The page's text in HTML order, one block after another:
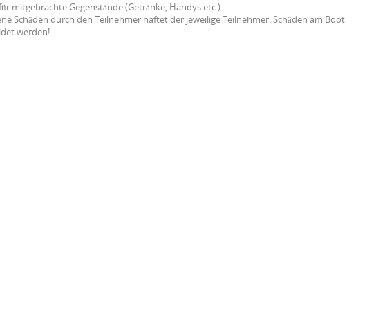
mitgebrachte Gegenstände (Getränke, Handys etc.)
Schäden durch den Teilnehmer haftet der jeweilige Teilnehmer. Schäden am Boot
werden!